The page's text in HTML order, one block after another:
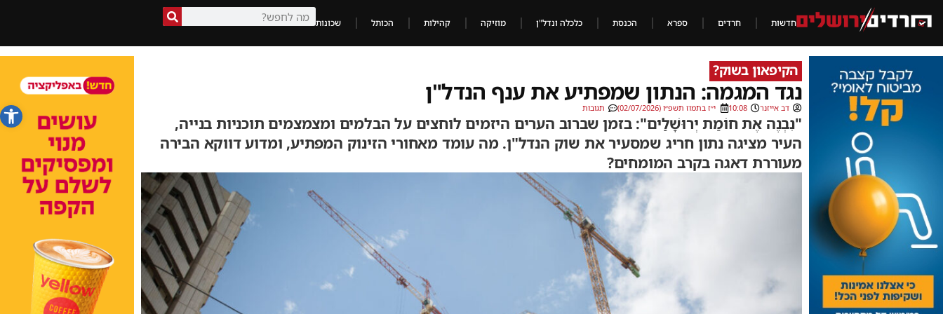
פתח
חדשות חרדים ספרא הכנסת כלכלה ונדל"ן מוזיקה קהילות הכותל שכונות
הקיפאון בשוק?
נגד המגמה: הנתון שמפתיע את ענף הנדל"ן
דב אייזנר 10:08 י״ז בתמוז תשפ״ו (02/07/2026) תגובות
"נִבְנֶה אֶת חוֹמַת יְרוּשָׁלַ͏ִים": בזמן שברוב הערים היזמים לוחצים על הבלמים ומצמצמים תוכניות בנייה,
העיר מציגה נתון חריג שמסעיר את שוק הנדל"ן. מה עומד מאחורי הזינוק המפתיע, ומדוע דווקא הבירה
מעוררת דאגה בקרב המומחים?